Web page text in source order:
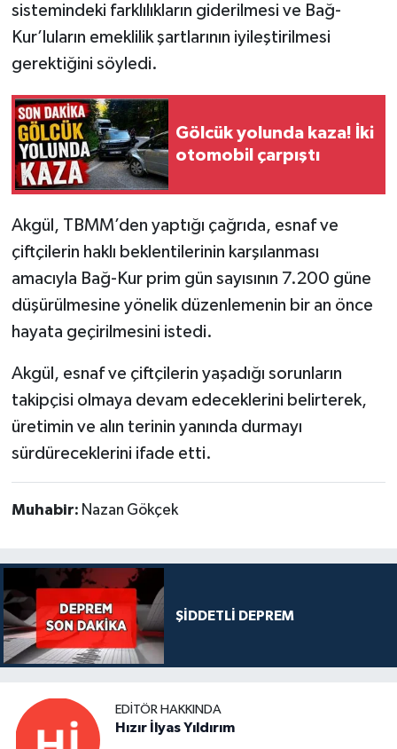
sistemindeki farklılıkların giderilmesi ve Bağ-
Kur’luların emeklilik şartlarının iyileştirilmesi
gerektiğini söyledi.
Gölcük yolunda kaza! İki
otomobil çarpıştı
Akgül, TBMM’den yaptığı çağrıda, esnaf ve
çiftçilerin haklı beklentilerinin karşılanması
amacıyla Bağ-Kur prim gün sayısının 7.200 güne
düşürülmesine yönelik düzenlemenin bir an önce
hayata geçirilmesini istedi.
Akgül, esnaf ve çiftçilerin yaşadığı sorunların
takipçisi olmaya devam edeceklerini belirterek,
üretimin ve alın terinin yanında durmayı
sürdüreceklerini ifade etti.
Muhabir: Nazan Gökçek
ŞİDDETLİ DEPREM
EDITÖR HAKKINDA
Hızır İlyas Yıldırım